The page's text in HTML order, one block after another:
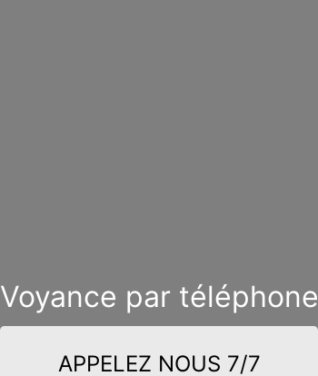
Voyance par téléphone
APPELEZ NOUS 7/7